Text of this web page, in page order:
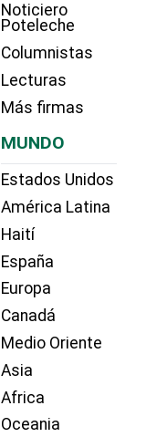
Noticiero
Poteleche
Columnistas
Lecturas
Más firmas
MUNDO
Estados Unidos
América Latina
Haití
España
Europa
Canadá
Medio Oriente
Asia
Africa
Oceania